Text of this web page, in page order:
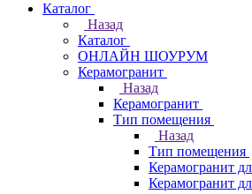
Каталог
Назад
Каталог
ОНЛАЙН ШОУРУМ
Керамогранит
Назад
Керамогранит
Тип помещения
Назад
Тип помещения
Керамогранит
Керамогранит